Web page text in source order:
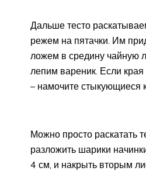
Дальше тесто
режем на пятачки. Им
ложем в средину чайную
лепим вареник. Если
– намочите стыкующиеся
Можно просто раскатать
разложить шарики
4 см, и накрыть вторым